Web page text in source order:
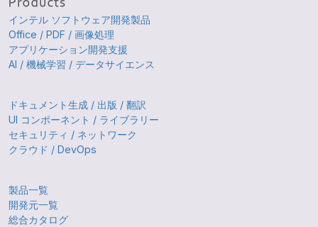
インテル ソフトウェア開発製品
Office / PDF / 画像処理
アプリケーション開発支援
AI / 機械学習 / データサイエンス
ドキュメント生成 / 出版 / 翻訳
UI コンポーネント / ライブラリー
セキュリティ / ネットワーク
クラウド / DevOps
製品一覧
開発元一覧
総合カタログ